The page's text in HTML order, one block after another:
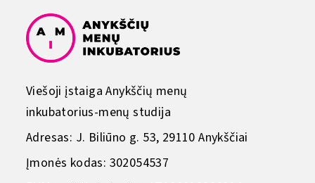
Viešoji įstaiga Anykščių menų
inkubatorius-menų studija
Adresas: J. Biliūno g. 53, 29110 Anykščiai
Įmonės kodas: 302054537